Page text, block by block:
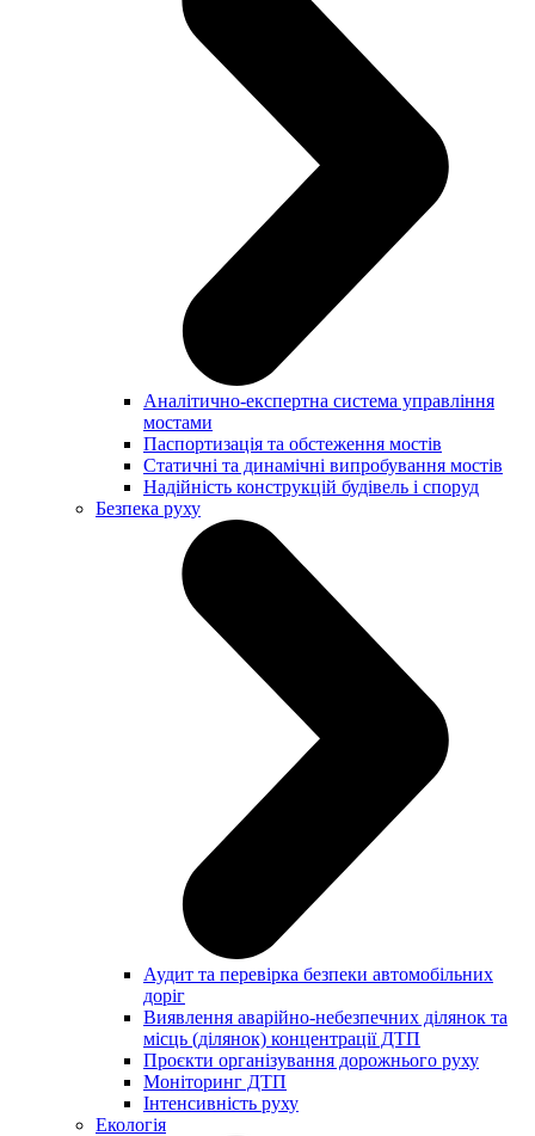
Аналітично-експертна система управління
мостами
Паспортизація та обстеження мостів
Статичні та динамічні випробування мостів
Надійність конструкцій будівель і споруд
Безпека руху
Аудит та перевірка безпеки автомобільних
доріг
Виявлення аварійно-небезпечних ділянок та
місць (ділянок) концентрації ДТП
Проєкти організування дорожнього руху
Моніторинг ДТП
Інтенсивність руху
Екологія